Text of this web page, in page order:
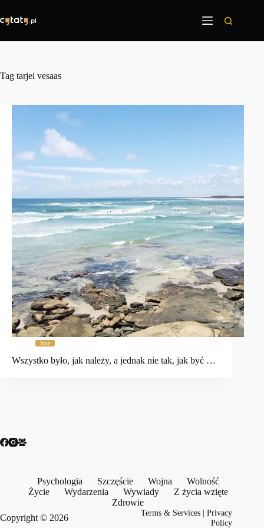
treści
Tag tarjei vesaas
Inne
Wszystko było, jak należy, a jednak nie tak, jak być …
Psychologia Szczęście Wojna
Wolność
Życie
Wydarzenia Wywiady
Z życia wzięte
Zdrowie
Copyright © 2026
Terms & Services |Privacy
Policy